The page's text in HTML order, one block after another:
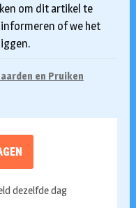
om dit artikel te
informeren of we het
en Pruiken
dezelfde dag